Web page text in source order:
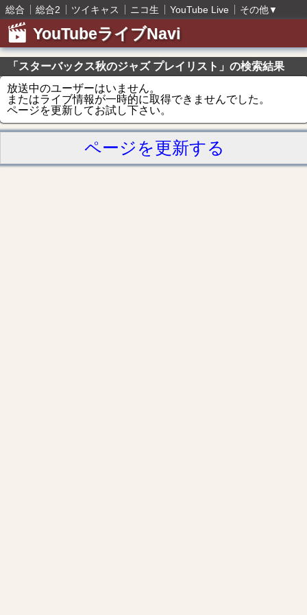
総合 総合2 ツイキャス ニコ生 YouTube Live その他▼
YouTubeライブNavi
「スターバックス秋のジャズ プレイリスト」の検索結果
放送中のユーザーはいません。
またはライブ情報が一時的に取得できませんでした。
ページを更新してお試し下さい。
ページを更新する